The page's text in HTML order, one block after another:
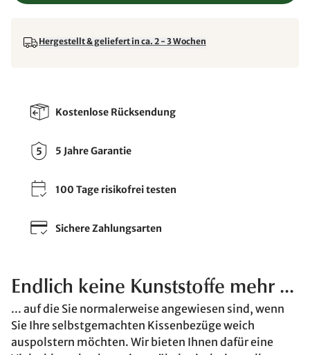
Hergestellt & geliefert in ca. 2 - 3 Wochen
Kostenlose Rücksendung
5 Jahre Garantie
100 Tage risikofrei testen
Sichere Zahlungsarten
Endlich keine Kunststoffe mehr ...
... auf die Sie normalerweise angewiesen sind, wenn
Sie Ihre selbstgemachten Kissenbezüge weich
auspolstern möchten. Wir bieten Ihnen dafür eine